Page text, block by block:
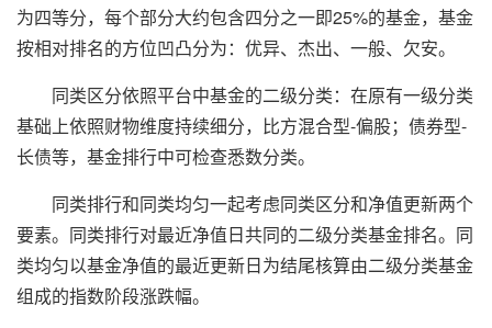
为四等分，每个部分大约包含四分之一即25%的基金，基金
按相对排名的方位凹凸分为：优异、杰出、一般、欠安。
同类区分依照平台中基金的二级分类：在原有一级分类
基础上依照财物维度持续细分，比方混合型-偏股；债券型-
长债等，基金排行中可检查悉数分类。
同类排行和同类均匀一起考虑同类区分和净值更新两个
要素。同类排行对最近净值日共同的二级分类基金排名。同
类均匀以基金净值的最近更新日为结尾核算由二级分类基金
组成的指数阶段涨跌幅。